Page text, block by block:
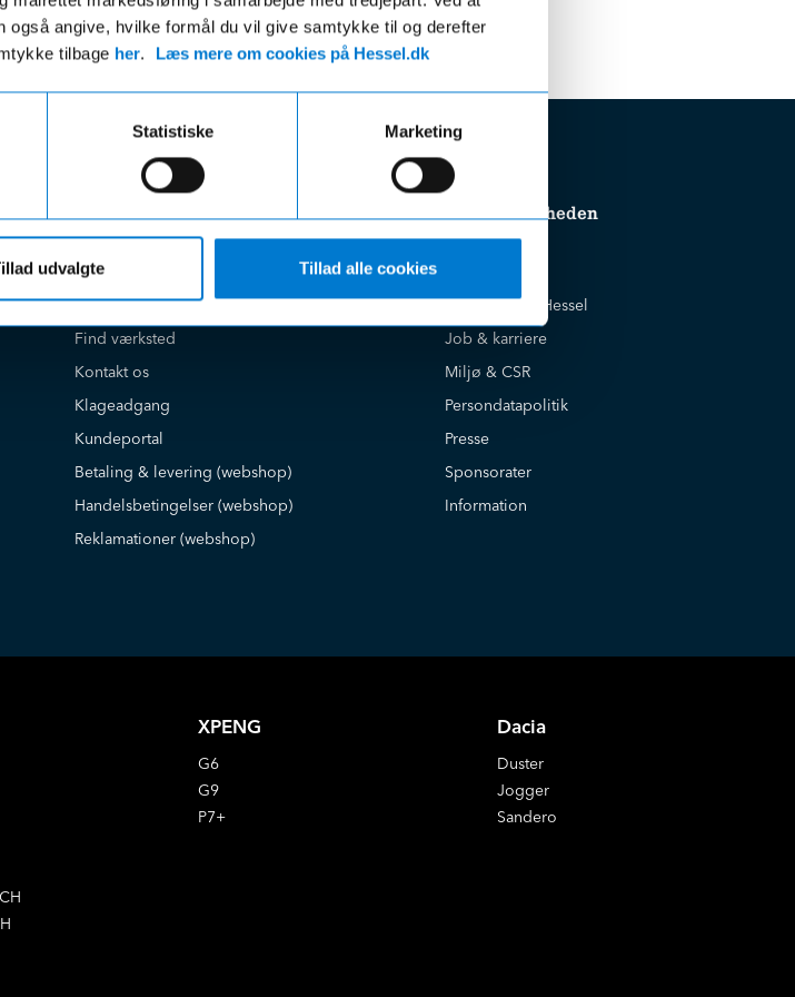
angive, hvilke formål du vil give samtykke til og derefter
tilbage her. Læs mere om cookies på Hessel.dk
Statistiske Marketing
udvalgte Tillad alle cookies
Kundeservice
Book værkstedstid online
Find salgsafdeling
Find værksted
Kontakt os
Klageadgang
Kundeportal
Betaling & levering (webshop)
Handelsbetingelser (webshop)
Reklamationer (webshop)
Om virksomheden
Historien om Hessel
Job & karriere
Miljø & CSR
Persondatapolitik
Presse
Sponsorater
Information
XPENG
G6
G9
P7+
Dacia
Duster
Jogger
Sandero